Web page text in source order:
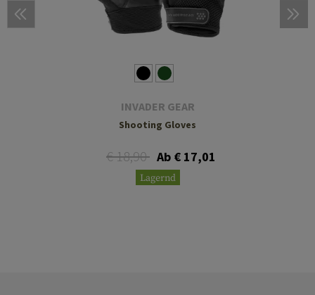
INVADER GEAR
Shooting Gloves
€ 18,90 Ab € 17,01
Lagernd